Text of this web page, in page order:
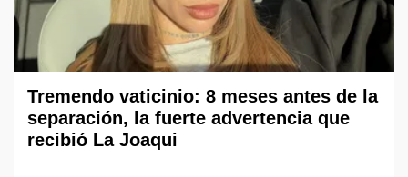
Tremendo vaticinio: 8 meses antes de la
separación, la fuerte advertencia que
recibió La Joaqui